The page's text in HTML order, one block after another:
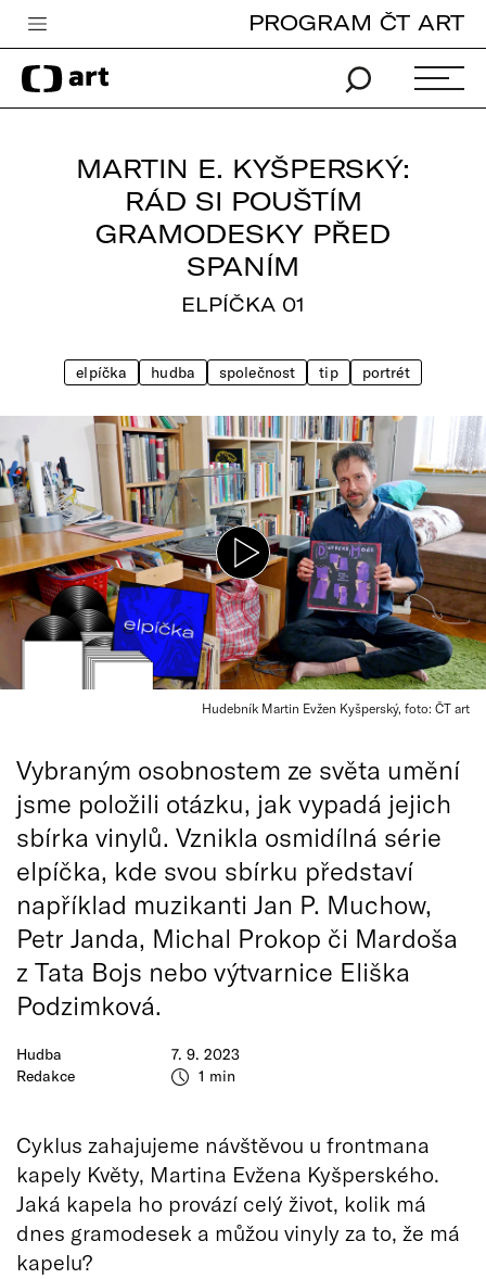
Česká televize
Zpravodajství
TV program
Vše o ČT
PROGRAM ČT ART
MARTIN E. KYŠPERSKÝ:
RÁD SI POUŠTÍM
GRAMODESKY PŘED
SPANÍM
ELPÍČKA 01
elpíčka hudba společnost tip portrét
Hudebník Martin Evžen Kyšperský, foto: ČT art
Hudba
Redakce
7. 9. 2023
1 min
Vybraným osobnostem ze světa umění
jsme položili otázku, jak vypadá jejich
sbírka vinylů. Vznikla osmidílná série
elpíčka, kde svou sbírku představí
například muzikanti Jan P. Muchow,
Petr Janda, Michal Prokop či Mardoša
z Tata Bojs nebo výtvarnice Eliška
Podzimková.
Cyklus zahajujeme návštěvou u frontmana
kapely Květy, Martina Evžena Kyšperského.
Jaká kapela ho provází celý život, kolik má
dnes gramodesek a můžou vinyly za to, že má
kapelu?